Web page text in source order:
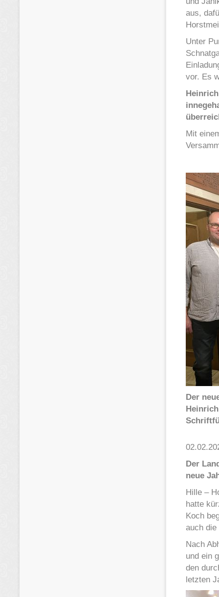
aus,
Unter
vor. Es
Mit
Der
Der
neue
Hille –
hatte
Koch
auch die
Nach
und ein
den
letzten